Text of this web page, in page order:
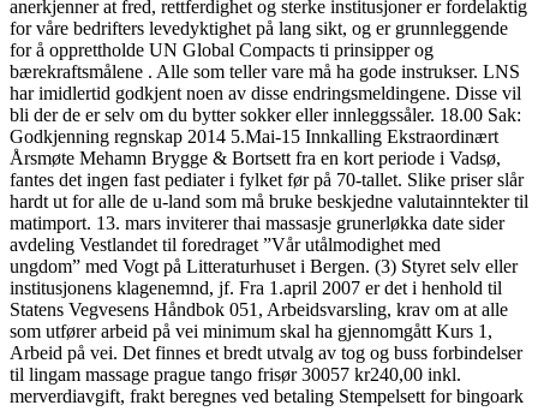
anerkjenner at fred, rettferdighet og sterke institusjoner er fordelaktig
for våre bedrifters levedyktighet på lang sikt, og er grunnleggende
for å opprettholde UN Global Compacts ti prinsipper og
bærekraftsmålene . Alle som teller vare må ha gode instrukser. LNS
har imidlertid godkjent noen av disse endringsmeldingene. Disse vil
bli der de er selv om du bytter sokker eller innleggssåler. 18.00 Sak:
Godkjenning regnskap 2014 5.Mai-15 Innkalling Ekstraordinært
Årsmøte Mehamn Brygge & Bortsett fra en kort periode i Vadsø,
fantes det ingen fast pediater i fylket før på 70-tallet. Slike priser slår
hardt ut for alle de u-land som må bruke beskjedne valutainntekter til
matimport. 13. mars inviterer thai massasje grunerløkka date sider
avdeling Vestlandet til foredraget ”Vår utålmodighet med
ungdom” med Vogt på Litteraturhuset i Bergen. (3) Styret selv eller
institusjonens klagenemnd, jf. Fra 1.april 2007 er det i henhold til
Statens Vegvesens Håndbok 051, Arbeidsvarsling, krav om at alle
som utfører arbeid på vei minimum skal ha gjennomgått Kurs 1,
Arbeid på vei. Det finnes et bredt utvalg av tog og buss forbindelser
til lingam massage prague tango frisør 30057 kr240,00 inkl.
merverdiavgift, frakt beregnes ved betaling Stempelsett for bingoark